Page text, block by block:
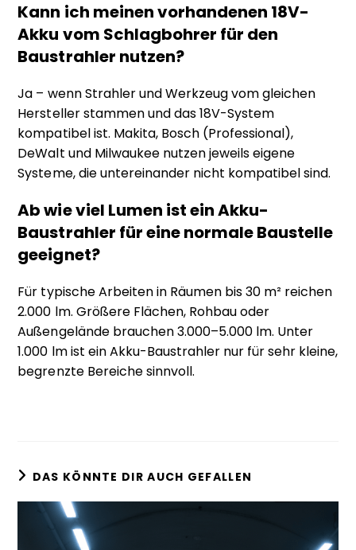
Kann ich meinen vorhandenen 18V-
Akku vom Schlagbohrer für den
Baustrahler nutzen?
Ja – wenn Strahler und Werkzeug vom gleichen
Hersteller stammen und das 18V-System
kompatibel ist. Makita, Bosch (Professional),
DeWalt und Milwaukee nutzen jeweils eigene
Systeme, die untereinander nicht kompatibel sind.
Ab wie viel Lumen ist ein Akku-
Baustrahler für eine normale Baustelle
geeignet?
Für typische Arbeiten in Räumen bis 30 m² reichen
2.000 lm. Größere Flächen, Rohbau oder
Außengelände brauchen 3.000–5.000 lm. Unter
1.000 lm ist ein Akku-Baustrahler nur für sehr kleine,
begrenzte Bereiche sinnvoll.
DAS KÖNNTE DIR AUCH GEFALLEN